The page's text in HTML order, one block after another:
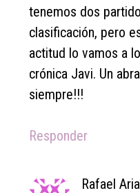
tenemos dos
clasificación, pero
actitud lo vamos a
crónica Javi. Un
siempre!!!
Responder
Rafael